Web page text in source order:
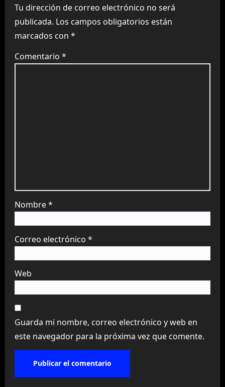
Tu dirección de correo electrónico no será
publicada. Los campos obligatorios están
marcados con *
Comentario *
Nombre*
Correo electrónico *
Web
Guarda mi nombre, correo electrónico y web en
este navegador para la próxima vez que comente.